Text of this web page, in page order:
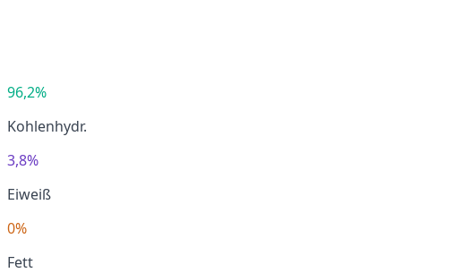
96,2%
Kohlenhydr.
3,8%
Eiweiß
0%
Fett